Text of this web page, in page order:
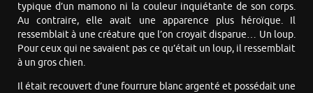
typique d’un mamono ni la couleur inquiétante de son corps.
Au contraire, elle avait une apparence plus héroïque. Il
ressemblait à une créature que l’on croyait disparue… Un loup.
Pour ceux qui ne savaient pas ce qu’était un loup, il ressemblait
à un gros chien.
Il était recouvert d’une fourrure blanc argenté et possédait une